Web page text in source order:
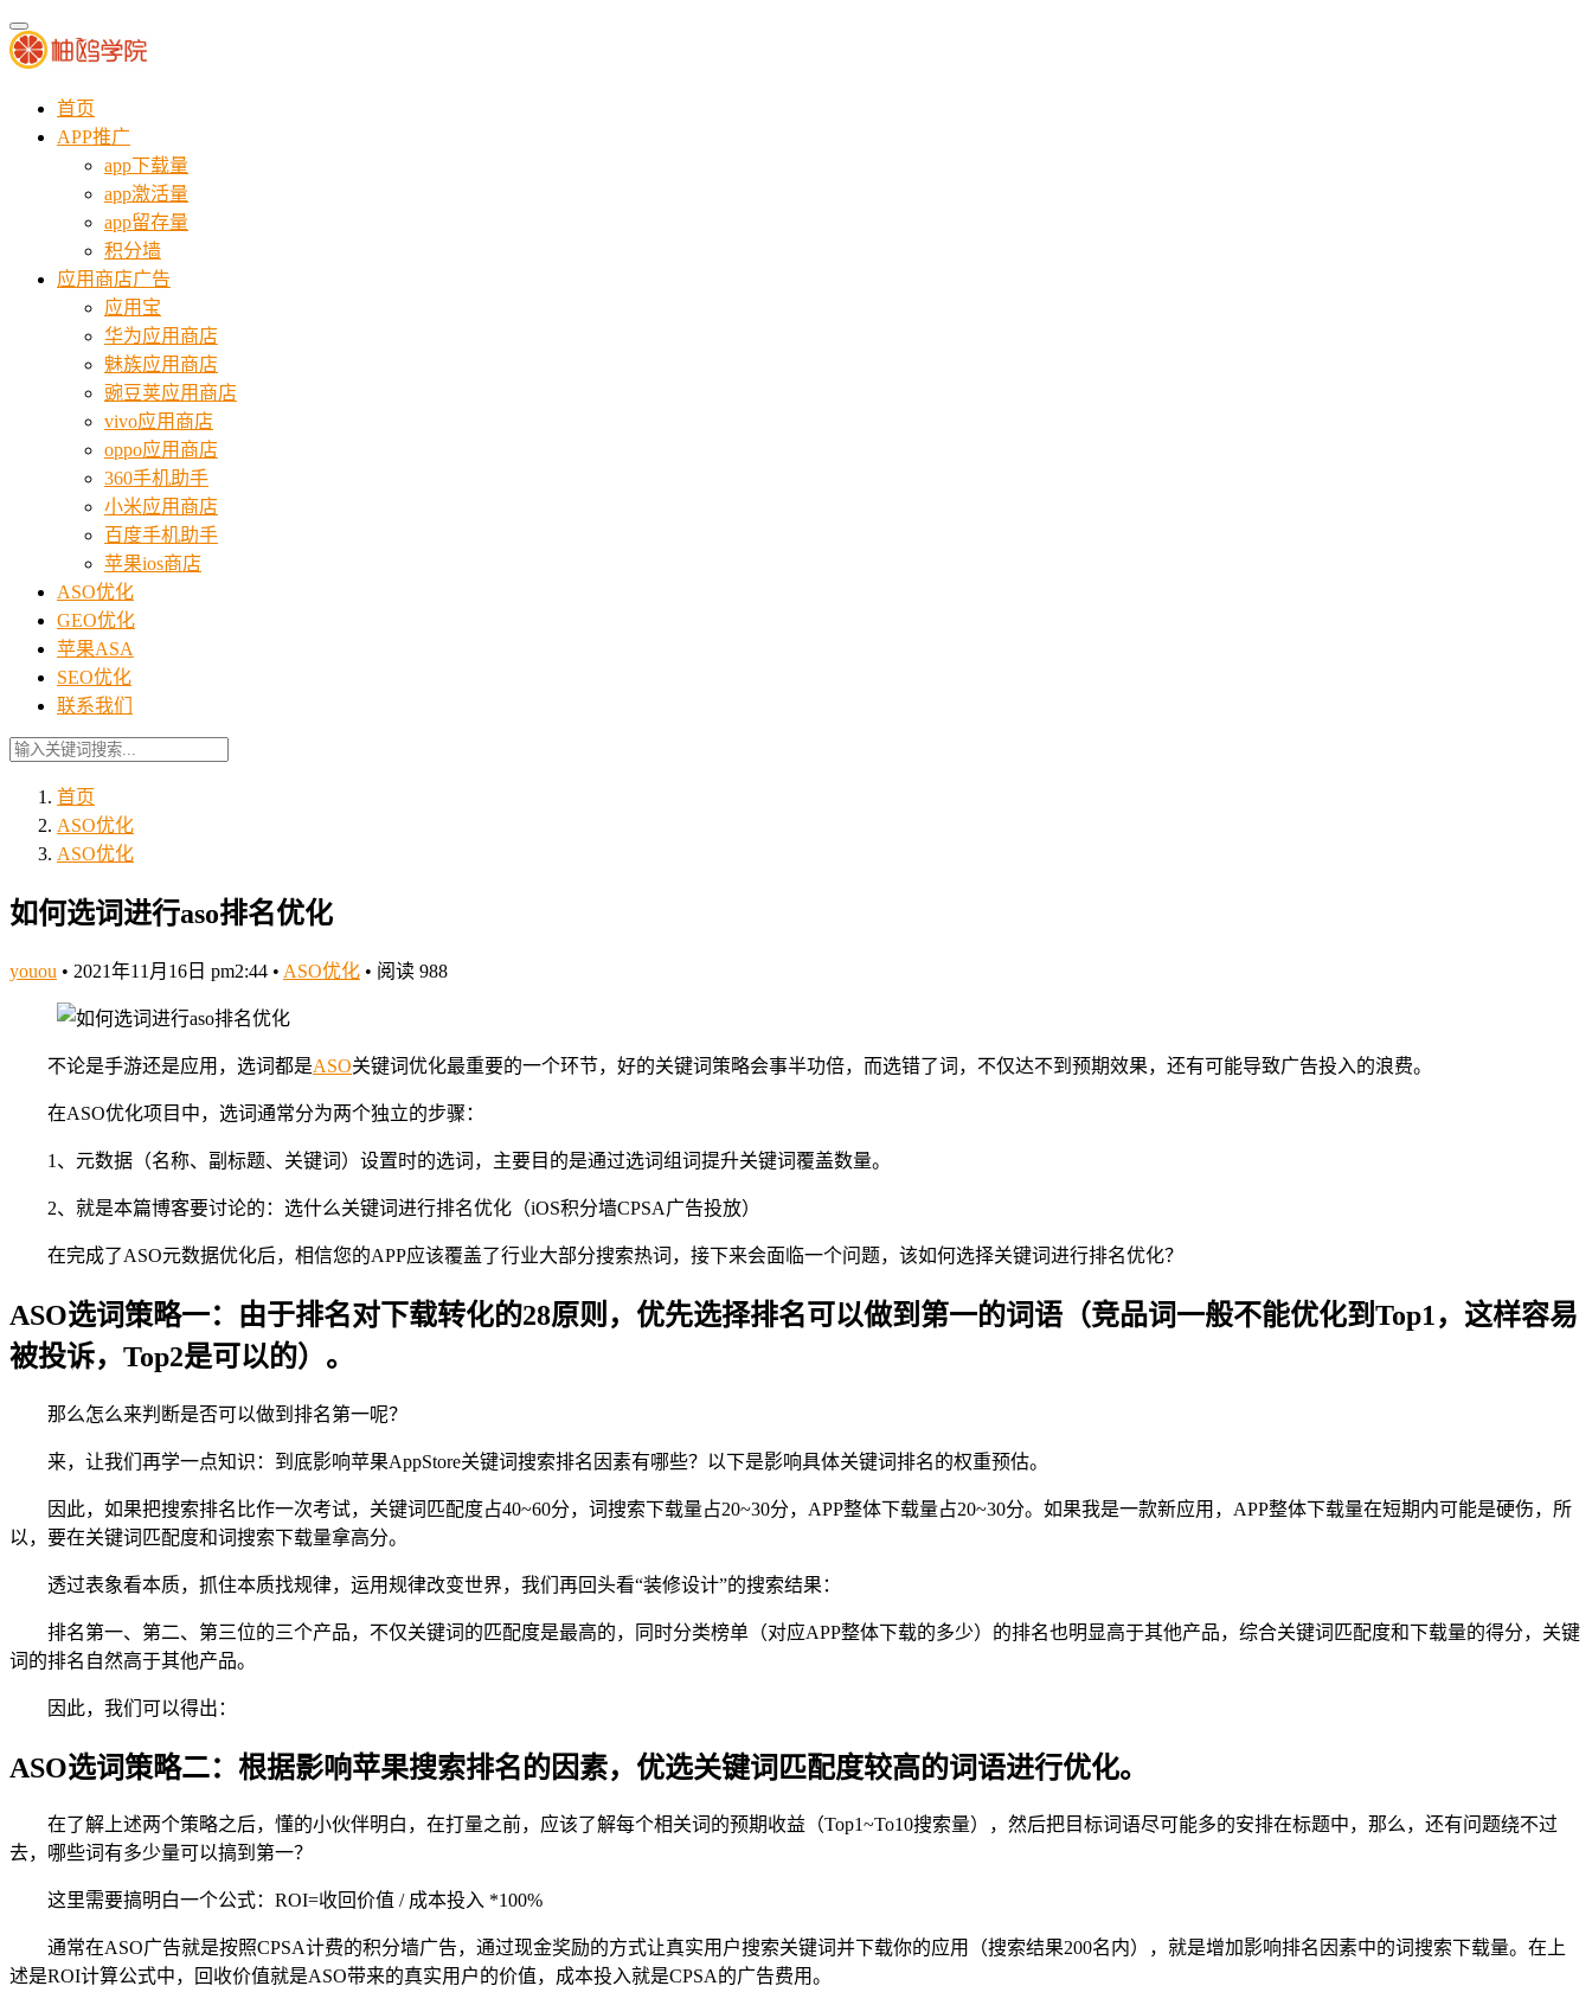
首页
APP推广
app下载量
app激活量
app留存量
积分墙
应用商店广告
应用宝
华为应用商店
魅族应用商店
豌豆荚应用商店
vivo应用商店
oppo应用商店
360手机助手
小米应用商店
百度手机助手
苹果ios商店
ASO优化
GEO优化
苹果ASA
SEO优化
联系我们
首页
ASO优化
ASO优化
如何选词进行aso排名优化
youou • 2021年11月16日 pm2:44 • ASO优化 • 阅读 988
不论是手游还是应用，选词都是ASO关键词优化最重要的一个环节，好的关键词策略会事半功倍，而选错了词，不仅达不到预期效果，还有可能导致广告投入的浪费。
在ASO优化项目中，选词通常分为两个独立的步骤：
1、元数据（名称、副标题、关键词）设置时的选词，主要目的是通过选词组词提升关键词覆盖数量。
2、就是本篇博客要讨论的：选什么关键词进行排名优化（iOS积分墙CPSA广告投放）
在完成了ASO元数据优化后，相信您的APP应该覆盖了行业大部分搜索热词，接下来会面临一个问题，该如何选择关键词进行排名优化？
ASO选词策略一： 由于排名对下载转化的28原则，优先选择排名可以做到第一的词语（竞品词一般不能优化到Top1，这样容易
被投诉，Top2是可以的）。
那么怎么来判断是否可以做到排名第一呢？
来，让我们再学一点知识：到底影响苹果AppStore关键词搜索排名因素有哪些？以下是影响具体关键词排名的权重预估。
因此，如果把搜索排名比作一次考试，关键词匹配度占40~60分，词搜索下载量占20~30分，APP整体下载量占20~30分。如果我是一款新应用，APP整体下载量在短期内可能是硬伤，所
以，要在关键词匹配度和词搜索下载量拿高分。
透过表象看本质，抓住本质找规律，运用规律改变世界，我们再回头看“装修设计”的搜索结果：
排名第一、第二、第三位的三个产品，不仅关键词的匹配度是最高的，同时分类榜单（对应APP整体下载的多少）的排名也明显高于其他产品，综合关键词匹配度和下载量的得分，关键
词的排名自然高于其他产品。
因此，我们可以得出：
ASO选词策略二： 根据影响苹果搜索排名的因素，优选关键词匹配度较高的词语进行优化。
在了解上述两个策略之后，懂的小伙伴明白，在打量之前，应该了解每个相关词的预期收益（Top1~To10搜索量），然后把目标词语尽可能多的安排在标题中，那么，还有问题绕不过
去，哪些词有多少量可以搞到第一？
这里需要搞明白一个公式：ROI=收回价值 / 成本投入 *100%
通常在ASO广告就是按照CPSA计费的积分墙广告，通过现金奖励的方式让真实用户搜索关键词并下载你的应用（搜索结果200名内），就是增加影响排名因素中的词搜索下载量。在上
述是ROI计算公式中，回收价值就是ASO带来的真实用户的价值，成本投入就是CPSA的广告费用。